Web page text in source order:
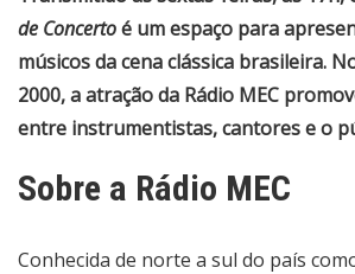
de Concertoé um espaço para
músicos da cena clássica brasileira.
2000, a atração da Rádio MEC
entre instrumentistas, cantores e o
Sobre a Rádio MEC
Conhecida de norte a sul do país